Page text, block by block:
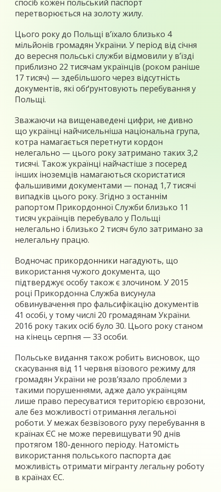
спосіб кожен польський паспорт
перетворюється на золоту жилу.
Цього року до Польщі в’їхало близько 4
мільйонів громадян України. У період від січня
до вересня польські служби відмовили у в’їзді
приблизно 22 тисячам українців (роком раніше
17 тисяч) — здебільшого через відсутність
документів, які обґрунтовують перебування у
Польщі.
Зважаючи на вищенаведені цифри, не дивно
що українці найчисельніша національна група,
котра намагається перетнути кордон
нелегально — цього року затримано таких 3,2
тисячі. Також українці найчастіше з посеред
інших іноземців намагаються скористатися
фальшивими документами — понад 1,7 тисячі
випадків цього року. Згідно з останнім
рапортом Прикордонної Служби близько 11
тисяч українців перебувало у Польщі
нелегально і близько 2 тисяч було затримано за
нелегальну працю.
Водночас прикордонники нагадують, що
використання чужого документа, що
підтверджує особу також є злочином. У 2015
році Прикордонна Служба висунула
обвинувачення про фальсифікацію документів
41 особі, у тому числі 20 громадянам України.
2016 року таких осіб було 30. Цього року станом
на кінець серпня — 33 особи.
Польське видання також робить висновок, що
скасування від 11 червня візового режиму для
громадян України не розв’язало проблеми з
такими порушеннями, адже дало українцям
лише право пересуватися територією єврозони,
але без можливості отримання легальної
роботи. У межах безвізового руху перебування в
країнах ЄС не може перевищувати 90 днів
протягом 180-денного періоду. Натомість
використання польського паспорта дає
можливість отримати мігранту легальну роботу
в країнах ЄС.